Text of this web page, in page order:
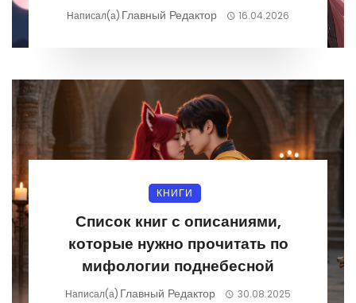
Написал(а) Главный Редактор 16.04.2026
КНИГИ
Список книг с описаниями,
которые нужно прочитать по
мифологии поднебесной
Написал(а) Главный Редактор 30.08.2025